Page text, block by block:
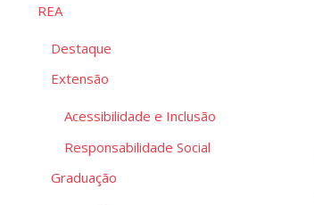
REA
Destaque
Extensão
Acessibilidade e Inclusão
Responsabilidade Social
Graduação